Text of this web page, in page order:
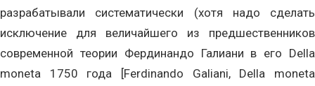
разрабатывали систематически (хотя надо сделать
исключение для величайшего из предшественников
современной теории Фердинандо Галиани в его Della
moneta 1750 года [Ferdinando Galiani, Della moneta